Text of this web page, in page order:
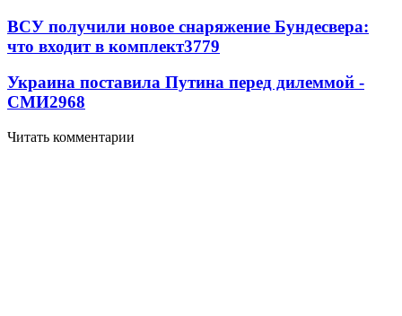
ВСУ получили новое снаряжение Бундесвера:
что входит в комплект3779
Украина поставила Путина перед дилеммой -
СМИ2968
Читать комментарии